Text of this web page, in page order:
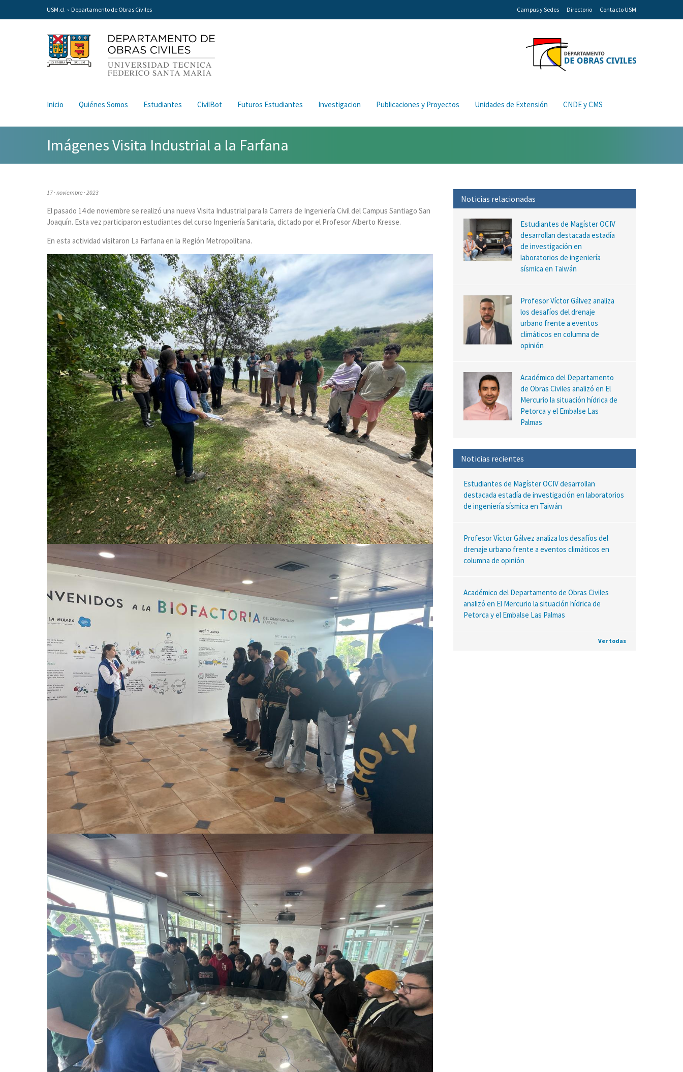
USM.cl Departamento de Obras Civiles Campus y Sedes Directorio Contacto USM
Inicio Quiénes Somos Estudiantes CivilBot Futuros Estudiantes Investigacion Publicaciones y Proyectos Unidades de Extensión CNDE y CMS
Imágenes Visita Industrial a la Farfana
17 · noviembre · 2023
El pasado 14 de noviembre se realizó una nueva Visita Industrial para la Carrera de Ingeniería Civil del Campus Santiago San
Joaquín. Esta vez participaron estudiantes del curso Ingeniería Sanitaria, dictado por el Profesor Alberto Kresse.
En esta actividad visitaron La Farfana en la Región Metropolitana.
Noticias relacionadas
Estudiantes de Magíster OCIV
desarrollan destacada estadía
de investigación en
laboratorios de ingeniería
sísmica en Taiwán
Profesor Víctor Gálvez analiza
los desafíos del drenaje
urbano frente a eventos
climáticos en columna de
opinión
Académico del Departamento
de Obras Civiles analizó en El
Mercurio la situación hídrica de
Petorca y el Embalse Las
Palmas
Noticias recientes
Estudiantes de Magíster OCIV desarrollan
destacada estadía de investigación en laboratorios
de ingeniería sísmica en Taiwán
Profesor Víctor Gálvez analiza los desafíos del
drenaje urbano frente a eventos climáticos en
columna de opinión
Académico del Departamento de Obras Civiles
analizó en El Mercurio la situación hídrica de
Petorca y el Embalse Las Palmas
Ver todas